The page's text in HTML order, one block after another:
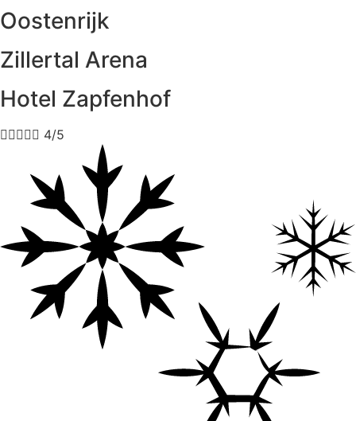
Oostenrijk
Zillertal Arena
Hotel Zapfenhof
 4/5